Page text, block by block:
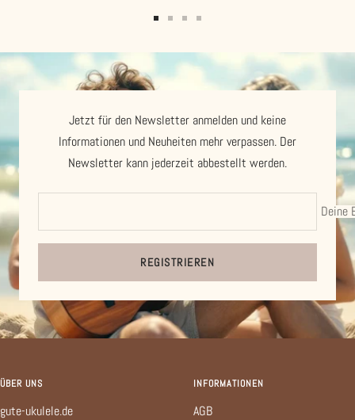
Slide
gehen
SlideSlideSlide
4
gehen
Jetzt für den Newsletter anmelden und keine
Informationen und Neuheiten mehr verpassen. Der
Newsletter kann jederzeit abbestellt werden.
Deine
REGISTRIEREN
ÜBER UNS
gute-ukulele.de
INFORMATIONEN
AGB